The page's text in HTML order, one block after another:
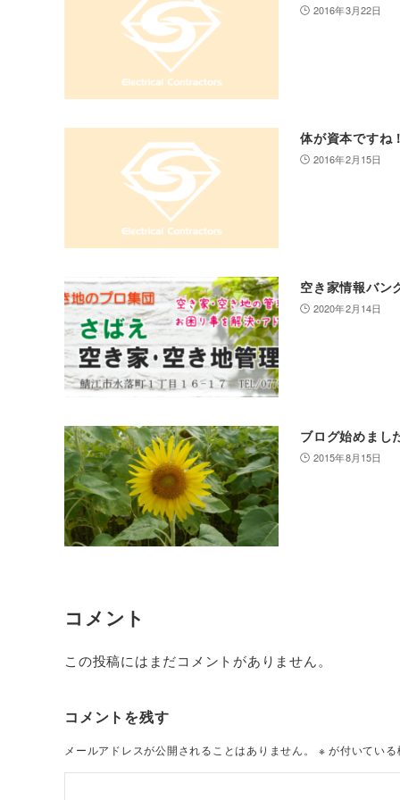
2016年3月22日
体が資本ですね！
2016年2月15日
空き家情報バン
2020年2月14日
ブログ始めまし
2015年8月15日
コメント
この投稿にはまだコメントがありません。
コメントを残す
メールアドレスが公開されることはありません。 ※ が付いてい